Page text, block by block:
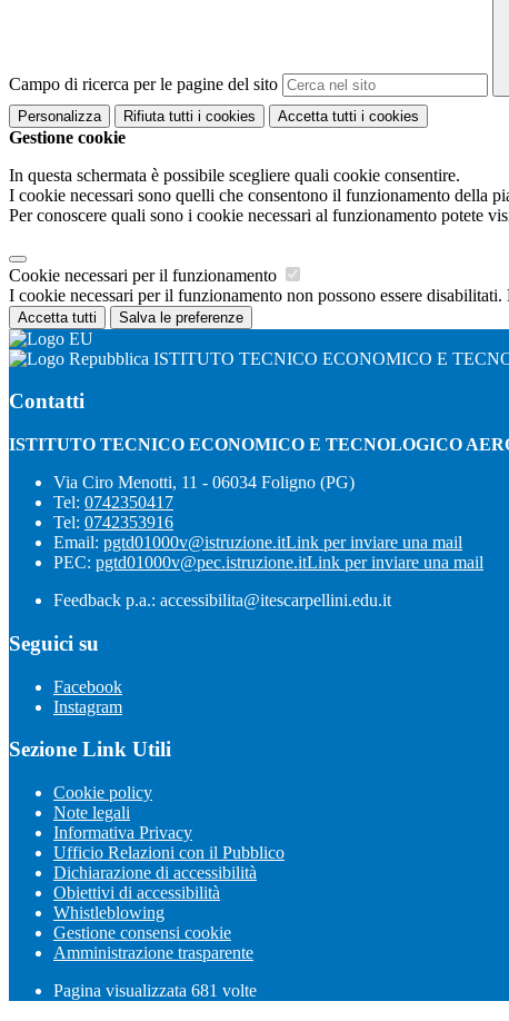
Campo di ricerca per le pagine del sito
Personalizza Rifiuta tutti i cookies Accetta tutti i cookies
Gestione cookie
In questa schermata è possibile scegliere quali cookie consentire.
I cookie necessari sono quelli che consentono il funzionamento della
Per conoscere quali sono i cookie necessari al funzionamento potete
Cookie necessari per il funzionamento
I cookie necessari per il funzionamento non possono essere
Accetta tutti Salva le preferenze
ISTITUTO TECNICO ECONOMICO E
Contatti
ISTITUTO TECNICO ECONOMICO E TECNOLOGICO
Via Ciro Menotti, 11 - 06034 Foligno (PG)
Tel: 0742350417
Tel: 0742353916
Email: pgtd01000v@istruzione.itLink per inviare una mail
PEC: pgtd01000v@pec.istruzione.itLink per inviare una mail
Feedback p.a.: accessibilita@itescarpellini.edu.it
Seguici su
Facebook
Instagram
Sezione Link Utili
Cookie policy
Note legali
Informativa Privacy
Ufficio Relazioni con il Pubblico
Dichiarazione di accessibilità
Obiettivi di accessibilità
Whistleblowing
Gestione consensi cookie
Amministrazione trasparente
Pagina visualizzata 681 volte